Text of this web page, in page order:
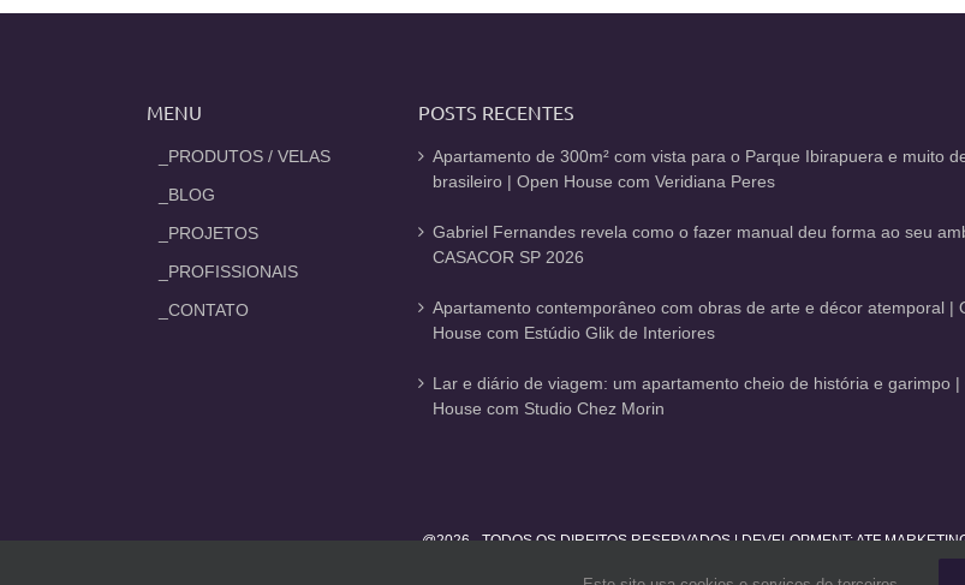
MENU
_PRODUTOS / VELAS
_BLOG
_PROJETOS
_PROFISSIONAIS
_CONTATO
POSTS RECENTES
Apartamento de 300m² com vista para o Parque Ibirapuera e muito
brasileiro | Open House com Veridiana Peres
Gabriel Fernandes revela como o fazer manual deu forma ao seu
CASACOR SP 2026
Apartamento contemporâneo com obras de arte e décor atemporal |
House com Estúdio Glik de Interiores
Lar e diário de viagem: um apartamento cheio de história e garimpo |
House com Studio Chez Morin
@2026 - TODOS OS DIREITOS RESERVADOS | DEVELOPMENT:ATF